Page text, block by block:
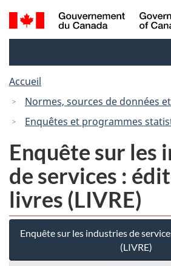
Passer
au
Passer
à
Recherche
et
Accueil
Normes, sources de données
Enquêtes et programmes
Enquête sur les
de services :
livres (LIVRE)
Enquête sur les industries de
(LIVRE)